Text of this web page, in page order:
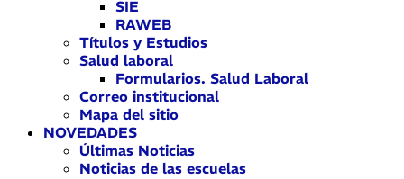
SIE
RAWEB
Títulos y Estudios
Salud laboral
Formularios. Salud Laboral
Correo institucional
Mapa del sitio
NOVEDADES
Últimas Noticias
Noticias de las escuelas